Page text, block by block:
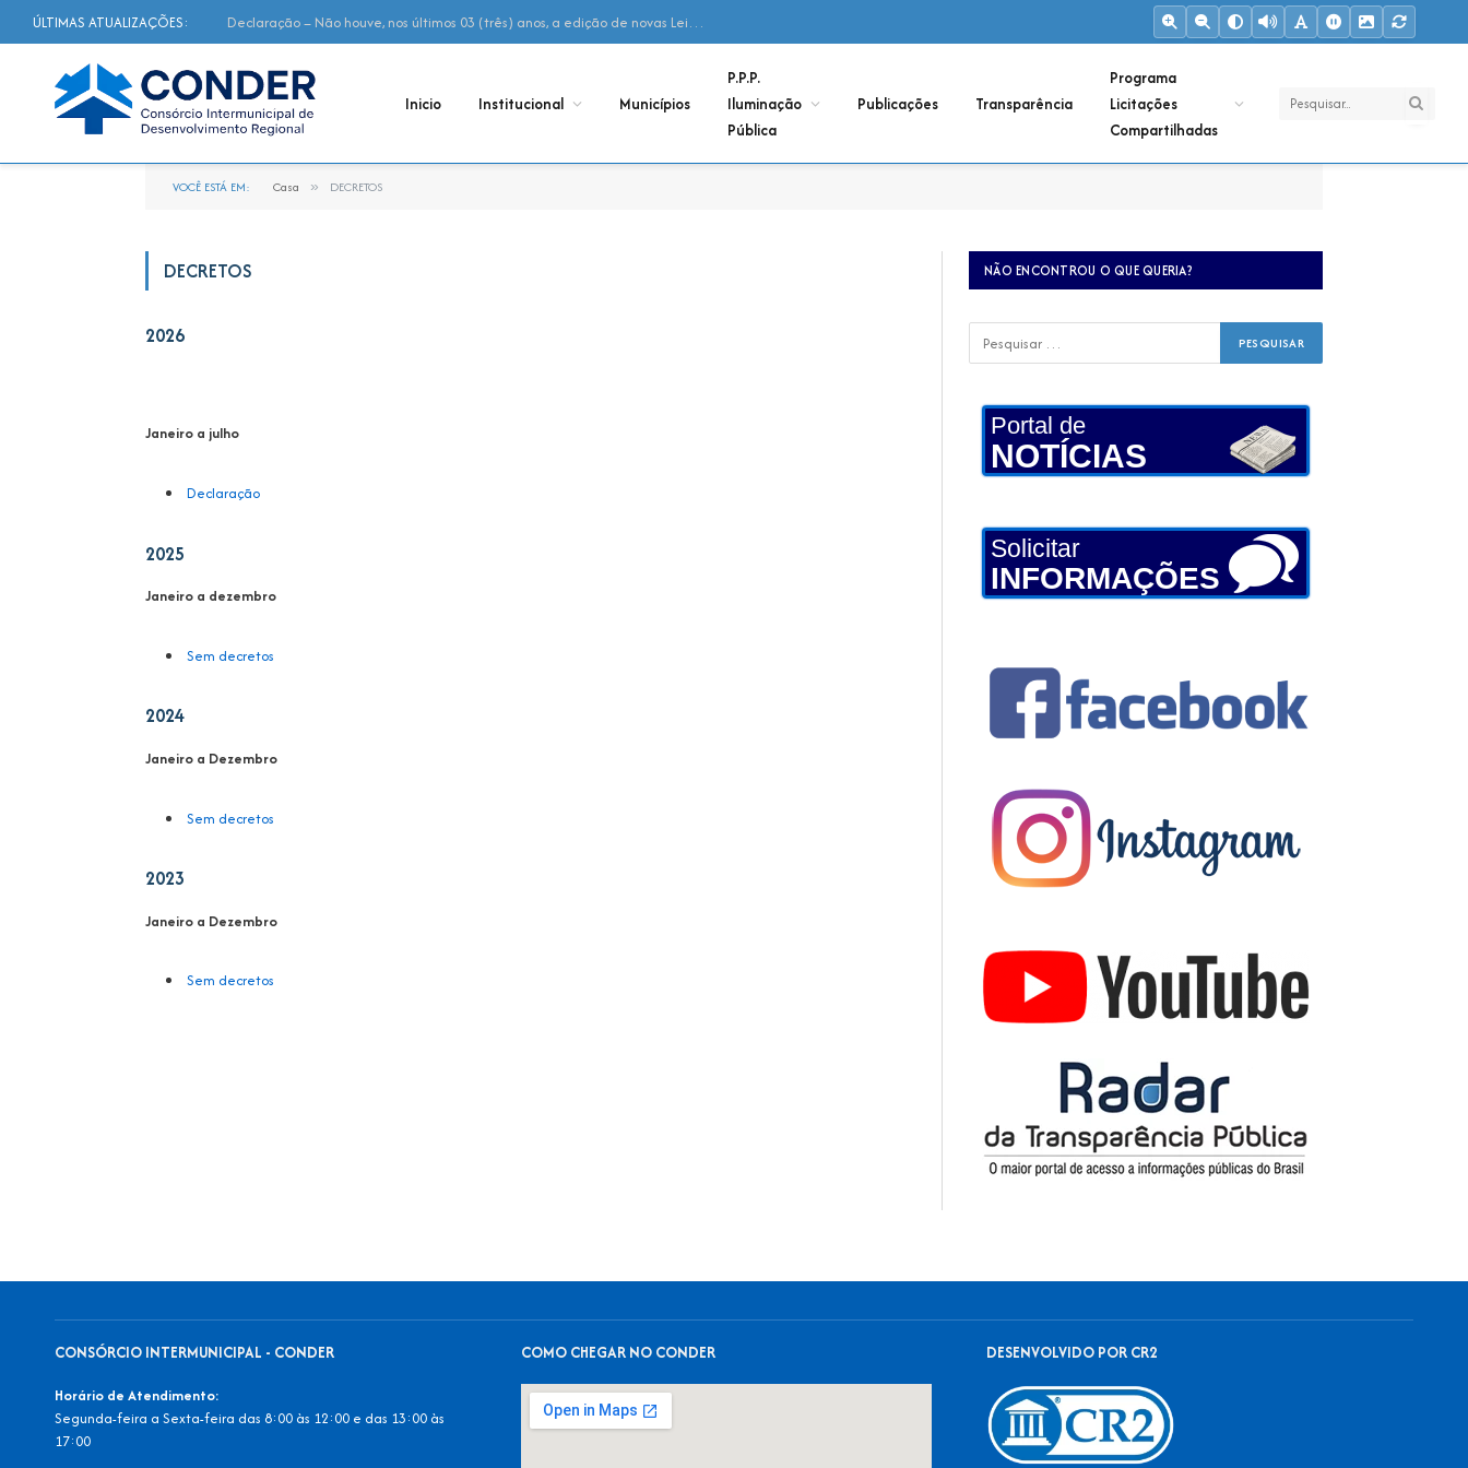
ÚLTIMAS ATUALIZAÇÕES: Declaração – Não houve, nos últimos 03 (três) anos, a edição de novas Leis Municipais de Adesão ao Consórcio
Inicio Institucional Municípios
P.P.P.
Iluminação
Pública
Publicações Transparência
Programa
Licitações
Compartilhadas
VOCÊ ESTÁ EM: Casa » DECRETOS
DECRETOS
2026
Janeiro a julho
Declaração
2025
Janeiro a dezembro
Sem decretos
2024
Janeiro a Dezembro
Sem decretos
2023
Janeiro a Dezembro
Sem decretos
NÃO ENCONTROU O QUE QUERIA?
Portal de
NOTÍCIAS
Solicitar
INFORMAÇÕES
CONSÓRCIO INTERMUNICIPAL - CONDER
Horário de Atendimento:
Segunda-feira a Sexta-feira das 8:00 às 12:00 e das 13:00 às
17:00
COMO CHEGAR NO CONDER DESENVOLVIDO POR CR2